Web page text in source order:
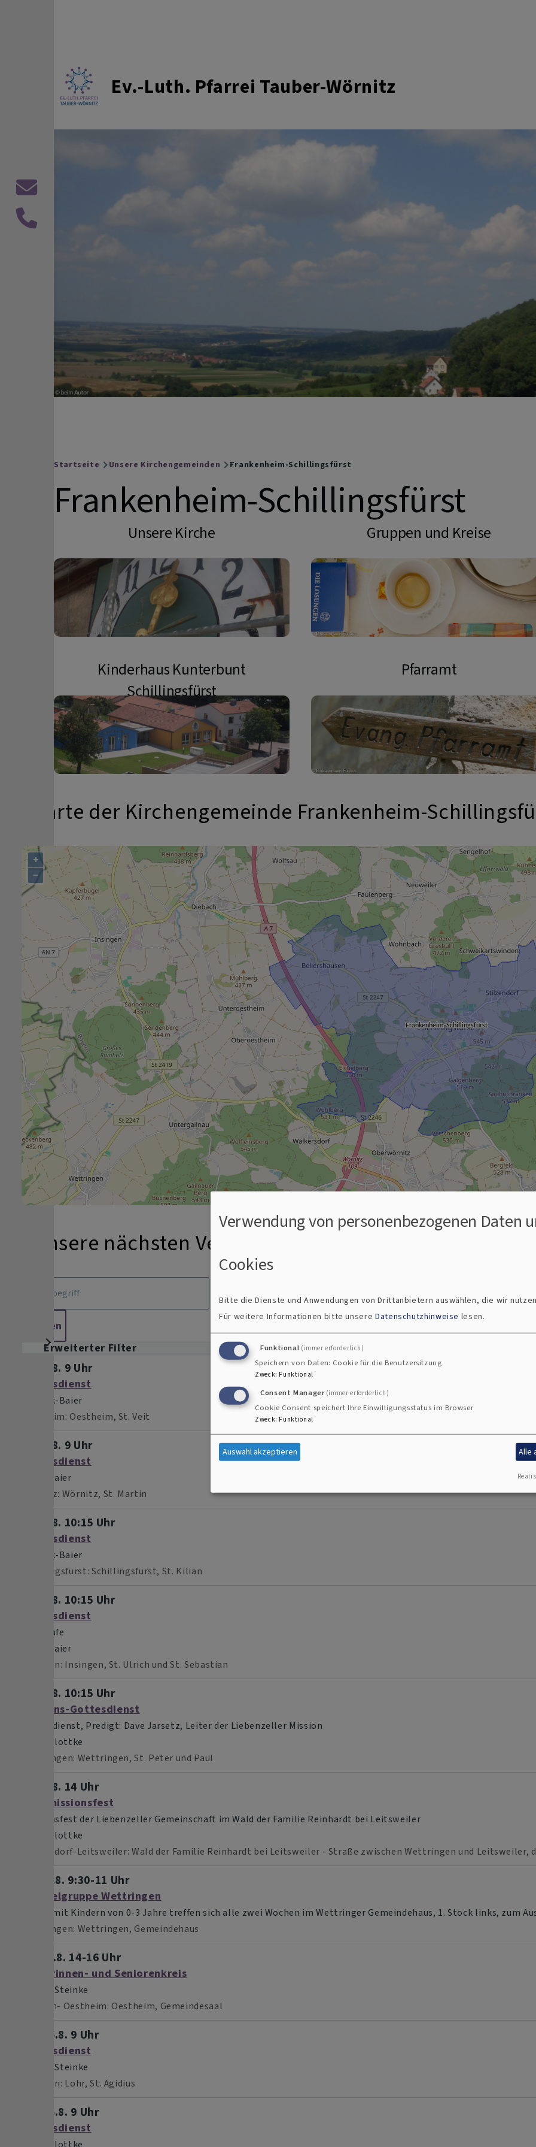
Ev.-Luth. Pfarrei Tauber-Wörnitz
Breadcrumb
Startseite Unsere Kirchengemeinden Frankenheim-Schillingsfürst
Frankenheim-Schillingsfürst
Unsere Kirche Gruppen und Kreise
Kinderhaus Kunterbunt
Schillingsfürst
Pfarramt
Karte der Kirchengemeinde Frankenheim-
+
−
Unsere nächsten Veranstaltungen in der Pfarrei:
Erweiterter Filter
So, 9.8. 9 Uhr
Gottesdienst
Pfr. Bek-Baier
Oestheim Oestheim, St. Veit
So, 9.8. 9 Uhr
Gottesdienst
Pfrin. Baier
Wörnitz Wörnitz, St. Martin
So, 9.8. 10:15 Uhr
Gottesdienst
Pfr. Bek-Baier
Schillingsfürst Schillingsfürst, St. Kilian
So, 9.8. 10:15 Uhr
Gottesdienst
mit Taufe
Pfrin. Baier
Insingen Insingen, St. Ulrich und St. Sebastian
So, 9.8. 10:15 Uhr
Missions-Gottesdienst
Gottesdienst, Predigt: Dave Jarsetz, Leiter der Liebenzeller Mission
Pfr. Schlottke
Wettringen Wettringen, St. Peter und Paul
So, 9.8. 14 Uhr
Waldmissionsfest
Missionsfest der Liebenzeller Gemeinschaft im Wald der Familie Reinhardt bei Leitsweiler
Pfr. Schlottke
Schnelldorf-Leitsweiler Wald der Familie Reinhardt bei Leitsweiler - Straße zwischen Wettringen und Leitsweiler,
Di, 11.8. 9:30-11 Uhr
Krabbelgruppe Wettringen
Eltern mit Kindern von 0-3 Jahre treffen sich alle zwei Wochen im Wettringer Gemeindehaus, 1. Stock links, zum
Wettringen Wettringen, Gemeindehaus
Mi, 12.8. 14-16 Uhr
Seniorinnen- und Seniorenkreis
Diakon Steinke
Diebach- Oestheim Oestheim, Gemeindesaal
So, 16.8. 9 Uhr
Gottesdienst
Diakon Steinke
Insingen Lohr, St. Ägidius
So, 16.8. 9 Uhr
Gottesdienst
Pfr. Schlottke
Kontaktformular
Verwendung von personenbezogenen Daten
Cookies
Bitte die Dienste und Anwendungen von Drittanbietern auswählen, die wir
Für weitere Informationen bitte unsere Datenschutzhinweise lesen.
Funktional (immer erforderlich)
Speichern von Daten: Cookie für die Benutzersitzung
Zweck: Funktional
Consent Manager (immer erforderlich)
Cookie Consent speichert Ihre Einwilligungsstatus im Browser
Zweck: Funktional
Auswahl akzeptieren Alle